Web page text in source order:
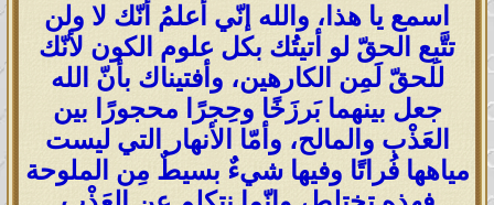
اسمع يا هذا، والله إنّي أعلمُ أنّك لا ولن
تتَّبِع الحقّ لو أتيتُك بكل علوم الكون لأنّك
للحقّ لَمِن الكارهين، وأفتيناك بأنّ الله
جعل بينهما بَرزَخًا وحِجرًا محجورًا بين
العَذْب والمالح، وأمّا الأنهار التي ليست
مياهها فُراتًا وفيها شيءٌ بسيطٌ مِن الملوحة